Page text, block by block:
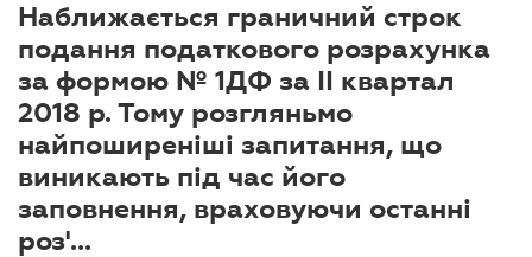
Наближається граничний строк
подання податкового розрахунка
за формою № 1ДФ за ІІ квартал
2018 р. Тому розгляньмо
найпоширеніші запитання, що
виникають під час його
заповнення, враховуючи останні
роз'...